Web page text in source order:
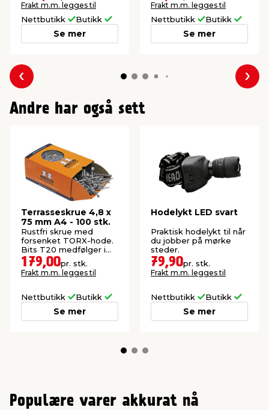
Frakt m.m. legges til
Nettbutikk Butikk
Se mer
Frakt m.m. legges til
Nettbutikk Butikk
Se mer
Forrige
Andre har også sett
Terrasseskrue 4,8 x
75 mm A4 - 100 stk.
Rustfri skrue med
forsenket TORX-hode.
Bits T20 medfølger i
pakken.
179,00pr. stk.
Frakt m.m. legges til
Nettbutikk Butikk
Se mer
Hodelykt LED svart
Praktisk hodelykt til når
du jobber på mørke
steder.
79,90pr. stk.
Frakt m.m. legges til
Nettbutikk Butikk
Se mer
Populære varer akkurat nå